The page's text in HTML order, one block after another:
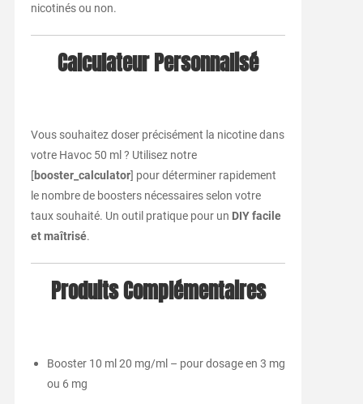
nicotinés ou non.
Calculateur Personnalisé
Vous souhaitez doser précisément la nicotine dans
votre Havoc 50 ml ? Utilisez notre
[booster_calculator] pour déterminer rapidement
le nombre de boosters nécessaires selon votre
taux souhaité. Un outil pratique pour un DIY facile
et maîtrisé.
Produits Complémentaires
Booster 10 ml 20 mg/ml – pour dosage en 3 mg
ou 6 mg